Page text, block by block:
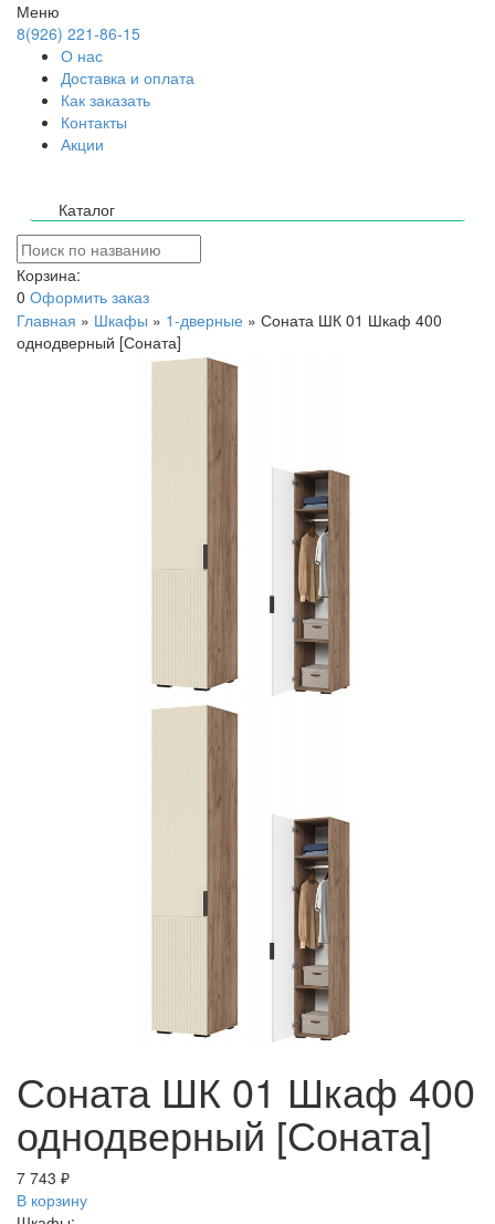
Меню
8(926) 221-86-15
О нас
Доставка и оплата
Как заказать
Контакты
Акции
Каталог
Корзина:
0 Оформить заказ
Главная » Шкафы » 1-дверные » Соната ШК 01 Шкаф 400
однодверный [Соната]
Соната ШК 01 Шкаф 400
однодверный [Соната]
7 743 ₽
В корзину